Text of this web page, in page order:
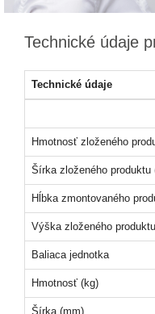
Technické údaje
Technické údaje
Hmotnosť zloženého
Šírka zloženého produktu
Hĺbka zmontovaného
Výška zloženého
Baliaca jednotka
Hmotnosť (kg)
Šírka (mm)